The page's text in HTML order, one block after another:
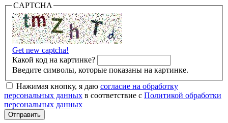
CAPTCHA
Get new captcha!
Какой код на картинке?
Введите символы, которые показаны на картинке.
Нажимая кнопку, я даю согласие на обработку
персональных данных в соответствие с Политикой обработки
персональных данных